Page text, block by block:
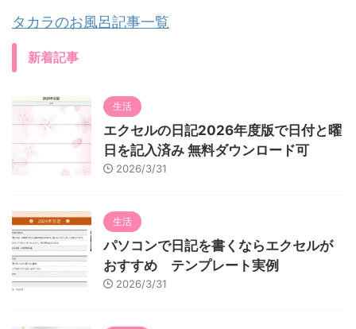
タカラのお風呂記事一覧
新着記事
生活
エクセルの日記2026年度版で日付と曜
日を記入済み 無料ダウンロード可
2026/3/31
生活
パソコンで日記を書くならエクセルが
おすすめ テンプレート実例
2026/3/31